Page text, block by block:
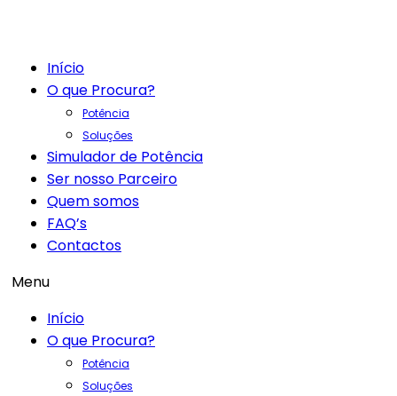
Início
O que Procura?
Potência
Soluções
Simulador de Potência
Ser nosso Parceiro
Quem somos
FAQ’s
Contactos
Menu
Início
O que Procura?
Potência
Soluções